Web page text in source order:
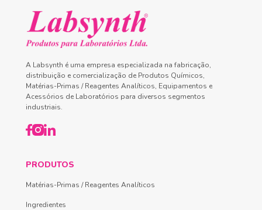
A Labsynth é uma empresa especializada na fabricação,
distribuição e comercialização de Produtos Químicos,
Matérias-Primas / Reagentes Analíticos, Equipamentos e
Acessórios de Laboratórios para diversos segmentos
industriais.
PRODUTOS
Matérias-Primas / Reagentes Analíticos
Ingredientes